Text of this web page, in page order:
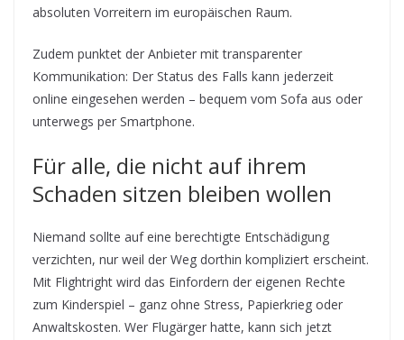
absoluten Vorreitern im europäischen Raum.
Zudem punktet der Anbieter mit transparenter
Kommunikation: Der Status des Falls kann jederzeit
online eingesehen werden – bequem vom Sofa aus oder
unterwegs per Smartphone.
Für alle, die nicht auf ihrem
Schaden sitzen bleiben wollen
Niemand sollte auf eine berechtigte Entschädigung
verzichten, nur weil der Weg dorthin kompliziert erscheint.
Mit Flightright wird das Einfordern der eigenen Rechte
zum Kinderspiel – ganz ohne Stress, Papierkrieg oder
Anwaltskosten. Wer Flugärger hatte, kann sich jetzt